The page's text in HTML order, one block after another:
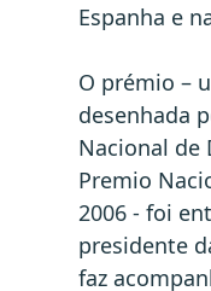
Espanha e
O prémio –
desenhada
Nacional de
Premio
2006 - foi
presidente
faz